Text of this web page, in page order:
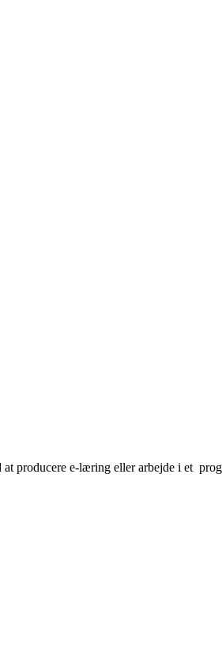
producere e-læring eller arbejde i et